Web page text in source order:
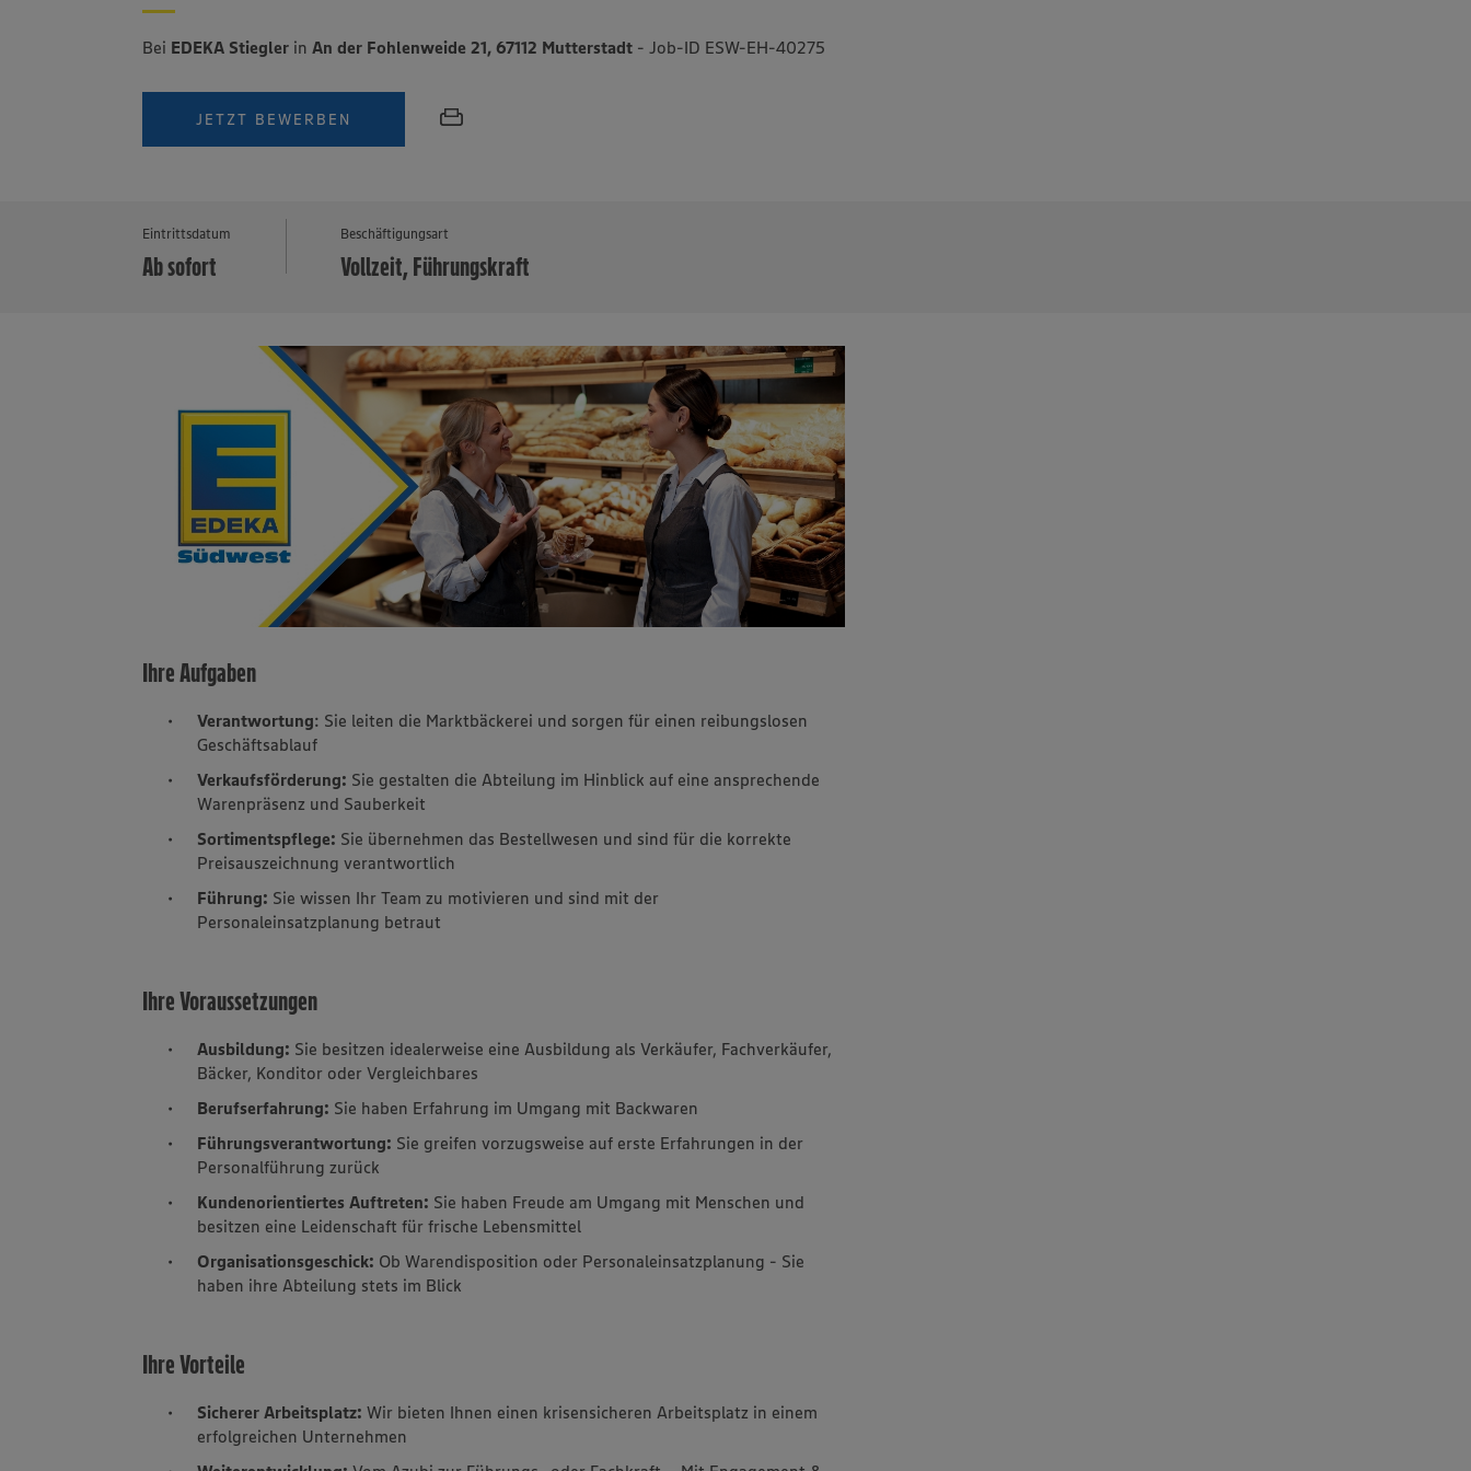
Bei EDEKA Stiegler inAn der Fohlenweide 21, 67112 Mutterstadt - Job-ID ESW-EH-40275
JETZT BEWERBEN
Eintrittsdatum
Ab sofort
Beschäftigungsart
Vollzeit, Führungskraft
Ihre Aufgaben
Verantwortung: Sie leiten die Marktbäckerei und sorgen für einen reibungslosen
Geschäftsablauf
Verkaufsförderung: Sie gestalten die Abteilung im Hinblick auf eine ansprechende
Warenpräsenz und Sauberkeit
Sortimentspflege: Sie übernehmen das Bestellwesen und sind für die korrekte
Preisauszeichnung verantwortlich
Führung: Sie wissen Ihr Team zu motivieren und sind mit der
Personaleinsatzplanung betraut
Ihre Voraussetzungen
Ausbildung: Sie besitzen idealerweise eine Ausbildung als Verkäufer, Fachverkäufer,
Bäcker, Konditor oder Vergleichbares
Berufserfahrung: Sie haben Erfahrung im Umgang mit Backwaren
Führungsverantwortung: Sie greifen vorzugsweise auf erste Erfahrungen in der
Personalführung zurück
Kundenorientiertes Auftreten: Sie haben Freude am Umgang mit Menschen und
besitzen eine Leidenschaft für frische Lebensmittel
Organisationsgeschick: Ob Warendisposition oder Personaleinsatzplanung - Sie
haben ihre Abteilung stets im Blick
Ihre Vorteile
Sicherer Arbeitsplatz:Wir bieten Ihnen einen krisensicheren Arbeitsplatz in einem
erfolgreichen Unternehmen